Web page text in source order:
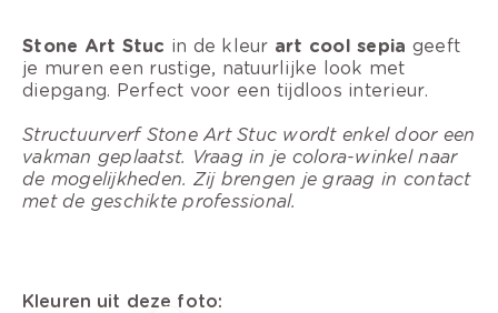
Stone Art Stuc in de kleur art cool sepia geeft
je muren een rustige, natuurlijke look met
diepgang. Perfect voor een tijdloos interieur.
Structuurverf Stone Art Stuc wordt enkel door een
vakman geplaatst. Vraag in je colora-winkel naar
de mogelijkheden. Zij brengen je graag in contact
met de geschikte professional.
Kleuren uit deze foto: